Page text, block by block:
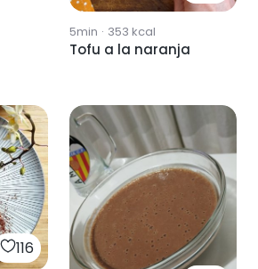
5min · 353 kcal
Tofu a la naranja
116